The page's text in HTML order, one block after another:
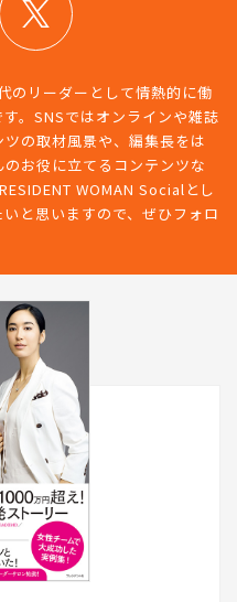
のリーダーとして情熱的に働
。SNSではオンラインや雑誌
の取材風景や、編集長をは
お役に立てるコンテンツな
WOMAN Socialとし
と思いますので、ぜひフォロ